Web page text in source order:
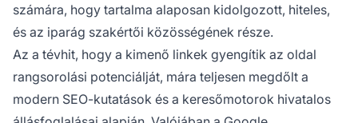
számára, hogy tartalma alaposan kidolgozott, hiteles,
és az iparág szakértői közösségének része.
Az a tévhit, hogy a kimenő linkek gyengítik az oldal
rangsorolási potenciálját, mára teljesen megdőlt a
modern SEO-kutatások és a keresőmotorok hivatalos